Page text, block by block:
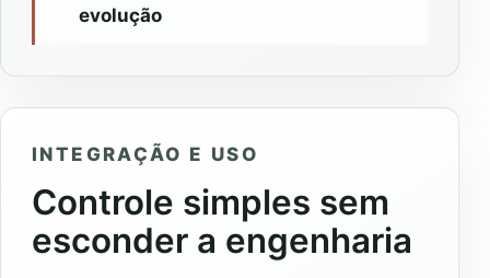
evolução
INTEGRAÇÃO E USO
Controle simples sem
esconder a engenharia